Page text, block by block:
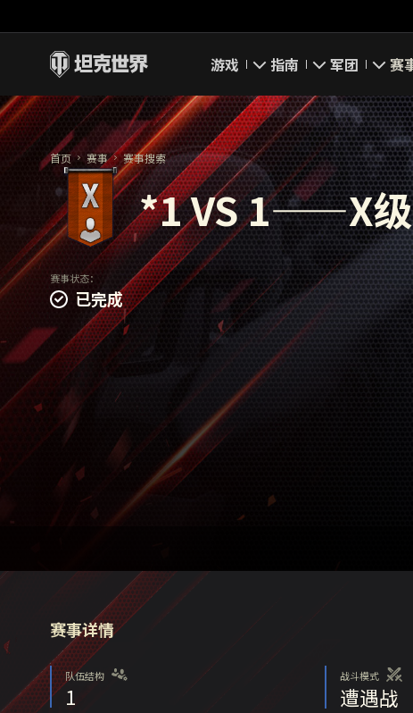
游戏
即刻下载
新闻
坦克百科
评级
指南
新手指南
高级用户
完整指南
经济系统
游戏规则
军团
要塞
领土战
军团评级
军团页面
赛
首页 赛事 赛事搜索
*1 VS 1——X
赛事状态：
已完成
赛事详情
队伍结构
1
战斗模式
遭遇战